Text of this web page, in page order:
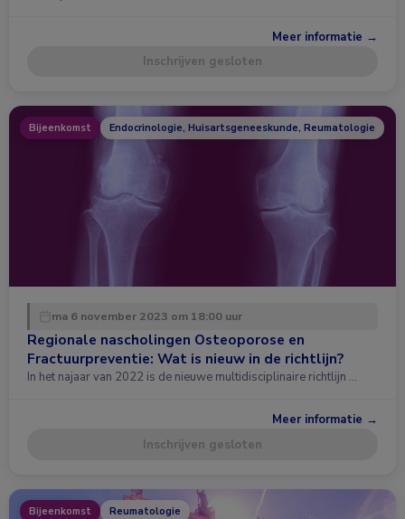
Meer informatie →
Inschrijven gesloten
Bijeenkomst Endocrinologie, Huisartsgeneeskunde, Reumatologie
ma 6 november 2023 om 18:00 uur
Regionale nascholingen Osteoporose en
Fractuurpreventie: Wat is nieuw in de richtlijn?
In het najaar van 2022 is de nieuwe multidisciplinaire richtlijn …
Meer informatie →
Inschrijven gesloten
Bijeenkomst Reumatologie